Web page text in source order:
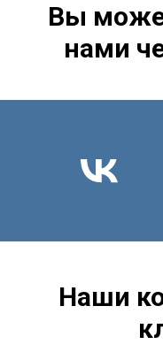
Вы
нами
Наши